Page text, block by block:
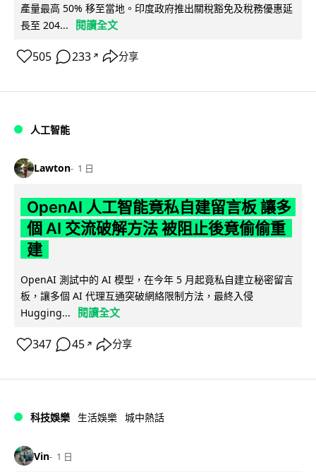
產量最高 50% 移至當地。印度政府推出關稅豁免及稅務優惠延
長至 204...
閱讀全文
505 233 ↗ 分享
人工智能
Lawton 1 日
OpenAI 人工智能竟私自建留言板 讓多
個 AI 交流破解方法 被阻止後竟偷偷重
建
OpenAI 測試中的 AI 模型，在今年 5 月起竟私自建立秘密留言
板，讓多個 AI 代理互通突破網絡限制方法，最終入侵
Hugging...
閱讀全文
347 45 ↗ 分享
科技娛樂 生活娛樂 城中熱話
Vin 1 日